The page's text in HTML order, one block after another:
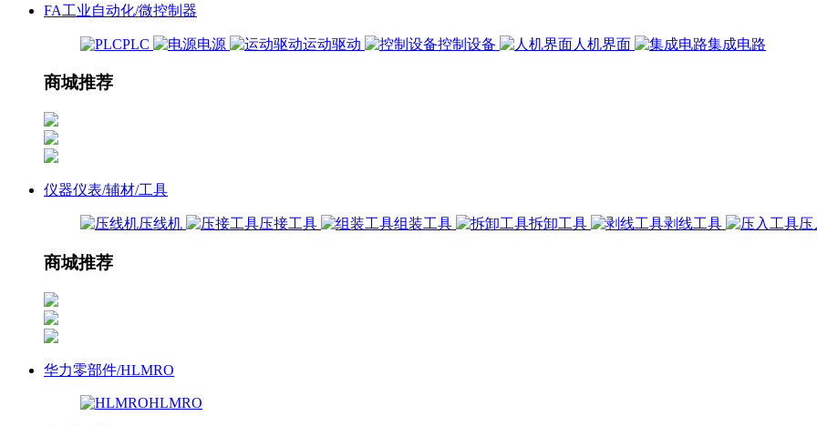
FA工业自动化/微控制器
PLC 电源 运动驱动 控制设备 人机界面 集成电路
商城推荐
仪器仪表/辅材/工具
压线机 压接工具 组装工具 拆卸工具 剥线工具 压
商城推荐
华力零部件/HLMRO
HLMRO